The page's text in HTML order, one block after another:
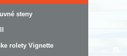
steny
rolety Vignette